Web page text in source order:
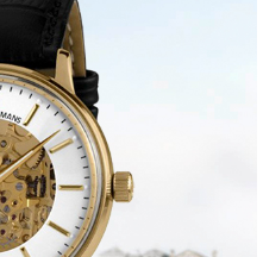
9090
Ocean Park 1, Dương
phố Hà Nội